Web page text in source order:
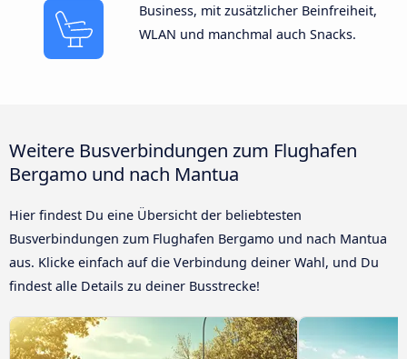
Business, mit zusätzlicher Beinfreiheit,
WLAN und manchmal auch Snacks.
Weitere Busverbindungen zum Flughafen
Bergamo und nach Mantua
Hier findest Du eine Übersicht der beliebtesten
Busverbindungen zum Flughafen Bergamo und nach Mantua
aus. Klicke einfach auf die Verbindung deiner Wahl, und Du
findest alle Details zu deiner Busstrecke!